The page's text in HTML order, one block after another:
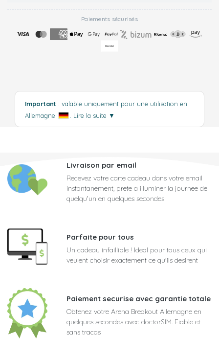
Paiements sécurisés
Important : valable uniquement pour une utilisation en
Allemagne
Lire la suite ▼
Livraison par email
Recevez votre carte cadeau dans votre email
instantanement, prete a illuminer la journee de
quelqu'un en quelques secondes
Parfaite pour tous
Un cadeau infaillible ! Ideal pour tous ceux qui
veulent choisir exactement ce qu'ils desirent
Paiement securise avec garantie totale
Obtenez votre Arena Breakout Allemagne en
quelques secondes avec doctorSIM. Fiable et
sans tracas